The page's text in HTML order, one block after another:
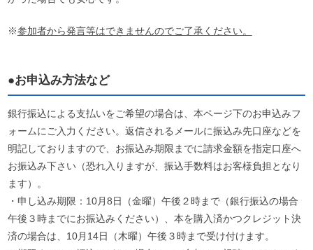
※参加者から発言等はできませんのでご了承ください。
●お申込み方法など
銀行振込による支払いをご希望の場合は、本ページ下のお申込みフ
ォームにご入力ください。返信されるメールに振込み先口座などを
明記しておりますので、お振込み期限までに請求金額を指定口座へ
お振込み下さい（恐れ入りますが、振込手数料はお客様負担となり
ます）。
・申し込み期限：10月8日（金曜）午後２時まで（銀行振込の場合
午後３時までにお振込みください）、本を購入済かつクレジット決
済の場合は、10月14日（木曜）午後３時まで受け付けます。